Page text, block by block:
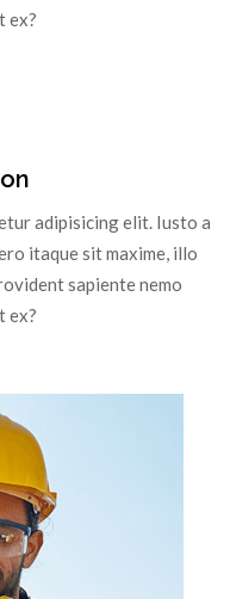
ex?
adipisicing elit. Iusto a
itaque sit maxime, illo
sapiente nemo
ex?